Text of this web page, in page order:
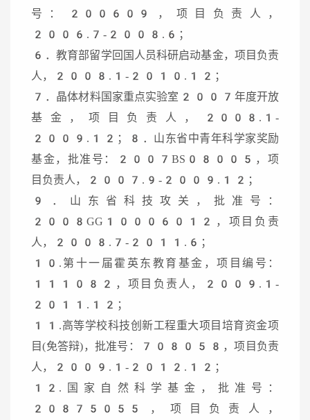
号：200609，项目负责人，
2006.7-2008.6；
6．教育部留学回国人员科研启动基金，项目负责
人，2008.1-2010.12；
7．晶体材料国家重点实验室2007年度开放
基金，项目负责人，2008.1-
2009.12；8．山东省中青年科学家奖励
基金，批准号：2007BS08005，项
目负责人，2007.9-2009.12；
9．山东省科技攻关，批准号：
2008GG10006012，项目负责
人，2008.7-2011.6；
10.第十一届霍英东教育基金，项目编号：
111082，项目负责人，2009.1-
2011.12；
11.高等学校科技创新工程重大项目培育资金项
目(免答辩)，批准号：708058，项目负责
人，2009.1-2012.12；
12.国家自然科学基金，批准号：
20875055，项目负责人，